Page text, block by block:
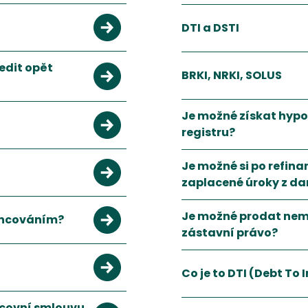
000 Kč, u Půjčky na bydlení až 1 000 000 Kč.
a online platformy.
opět
organizace, ale na které se skládají střadatelé. Peer to
i jednu půjčku za výhodnějších podmínek.
Refinancování úvěru
Zobrazit více
DTI a DSTI
BRKI, NRKI, SOLUS
Je možné získat
registru?
Je možné si po
zaplacené úroky z
Je možné prodat
zástavní právo?
Co je to DTI (Debt To